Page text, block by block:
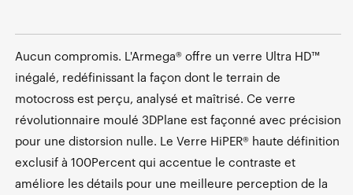
Aucun compromis. L'Armega® offre un verre Ultra HD™
inégalé, redéfinissant la façon dont le terrain de
motocross est perçu, analysé et maîtrisé. Ce verre
révolutionnaire moulé 3DPlane est façonné avec précision
pour une distorsion nulle. Le Verre HiPER® haute définition
exclusif à 100Percent qui accentue le contraste et
améliore les détails pour une meilleure perception de la